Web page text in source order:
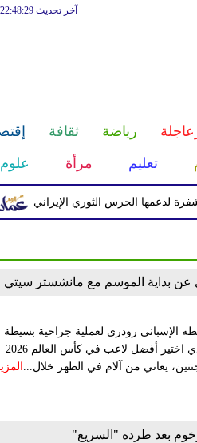
آخر تحديث GMT22:48:29
رياضة ثقافة
تعليم مرأة علوم
الحرس الثوري الإيراني
عن بداية الموسم مع مانشستر سيتي
الإسباني رودري لعملية جراحية بسيطة
في الظهر. وكان رودري الفائز بجائزة الكرة الذهبية لعام 2024، والذي اختير أفضل لاعب في كأس العالم 2026
يعاني من آلام في الظهر خلال...
بعد طرده "السريع"